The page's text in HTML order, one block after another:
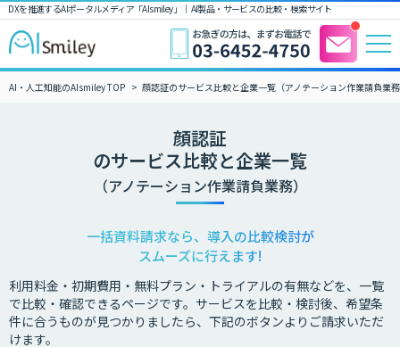
DXを推進するAIポータルメディア「AIsmiley」｜ AI製品・サービスの比較・検索サイト
AI・人工知能のAIsmiley TOP 顔認証のサービス比較と企業一覧（アノテーション作業請負業
顔認証
のサービス比較と企業一覧
（アノテーション作業請負業務）
一括資料請求なら、導入の比較検討が
スムーズに行えます!
利用料金・初期費用・無料プラン・トライアルの有無などを、一覧
で比較・確認できるページです。サービスを比較・検討後、希望条
件に合うものが見つかりましたら、下記のボタンよりご請求いただ
けます。